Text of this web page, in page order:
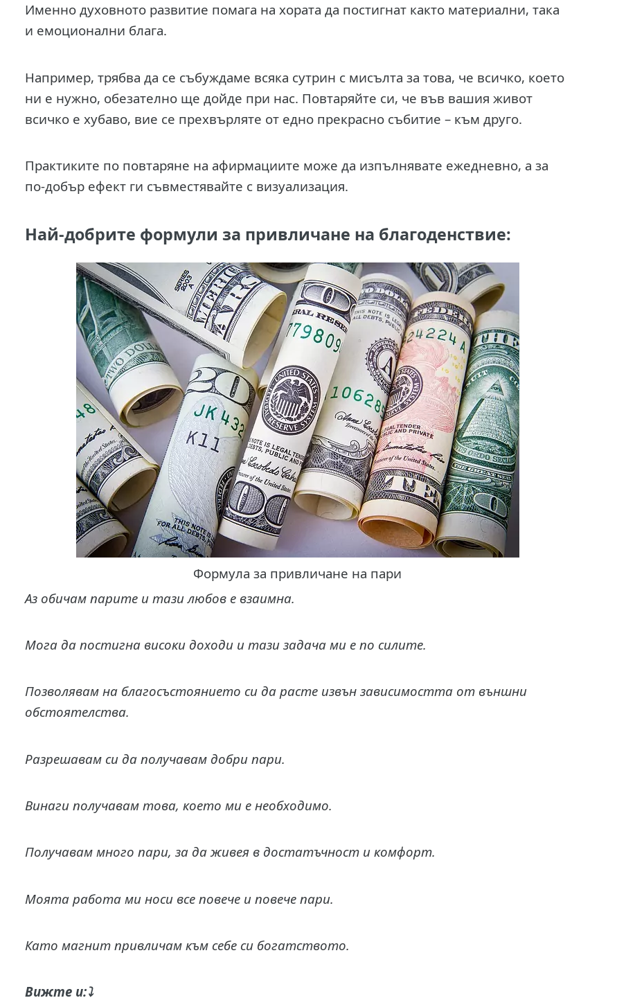
Именно духовното развитие помага на хората да постигнат както материални, така
и емоционални блага.
Например, трябва да се събуждаме всяка сутрин с мисълта за това, че всичко, което
ни е нужно, обезателно ще дойде при нас. Повтаряйте си, че във вашия живот
всичко е хубаво, вие се прехвърляте от едно прекрасно събитие – към друго.
Практиките по повтаряне на афирмациите може да изпълнявате ежедневно, а за
по-добър ефект ги съвместявайте с визуализация.
Най-добрите формули за привличане на благоденствие:
Формула за привличане на пари
Аз обичам парите и тази любов е взаимна.
Мога да постигна високи доходи и тази задача ми е по силите.
Позволявам на благосъстоянието си да расте извън зависимостта от външни
обстоятелства.
Разрешавам си да получавам добри пари.
Винаги получавам това, което ми е необходимо.
Получавам много пари, за да живея в достатъчност и комфорт.
Моята работа ми носи все повече и повече пари.
Като магнит привличам към себе си богатството.
Вижте и:⤵️